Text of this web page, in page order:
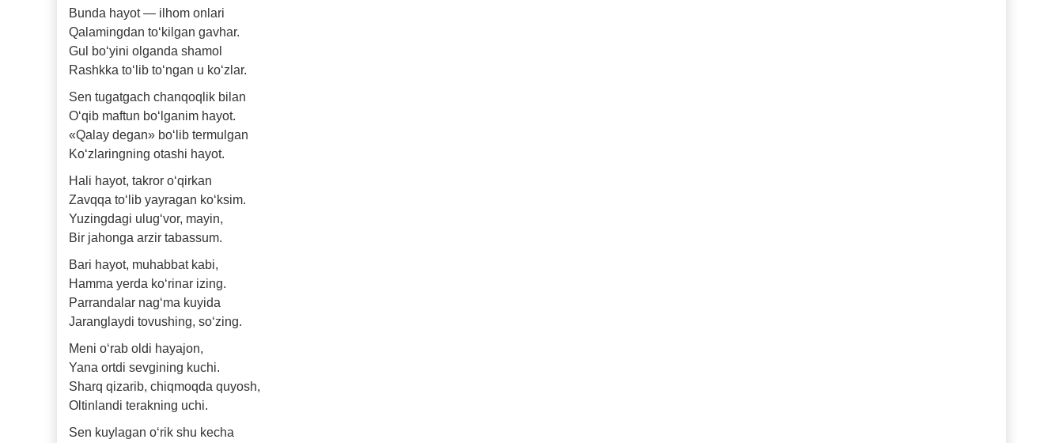
Bunda hayot — ilhom onlari
Qalamingdan to‘kilgan gavhar.
Gul bo‘yini olganda shamol
Rashkka to‘lib to‘ngan u ko‘zlar.
Sen tugatgach chanqoqlik bilan
O‘qib maftun bo‘lganim hayot.
«Qalay degan» bo‘lib termulgan
Ko‘zlaringning otashi hayot.
Hali hayot, takror o‘qirkan
Zavqqa to‘lib yayragan ko‘ksim.
Yuzingdagi ulug‘vor, mayin,
Bir jahonga arzir tabassum.
Bari hayot, muhabbat kabi,
Hamma yerda ko‘rinar izing.
Parrandalar nag‘ma kuyida
Jaranglaydi tovushing, so‘zing.
Meni o‘rab oldi hayajon,
Yana ortdi sevgining kuchi.
Sharq qizarib, chiqmoqda quyosh,
Oltinlandi terakning uchi.
Sen kuylagan o‘rik shu kecha